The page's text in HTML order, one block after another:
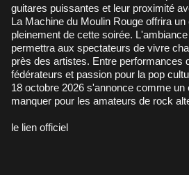
guitares puissantes et leur proximité
La Machine du Moulin Rouge offrira
pleinement de cette soirée.
permettra aux spectateurs de vivre
près des artistes. Entre performances
fédérateurs et passion pour la pop
18 octobre 2026 s'annonce comme un
manquer pour les amateurs de rock
le lien officiel